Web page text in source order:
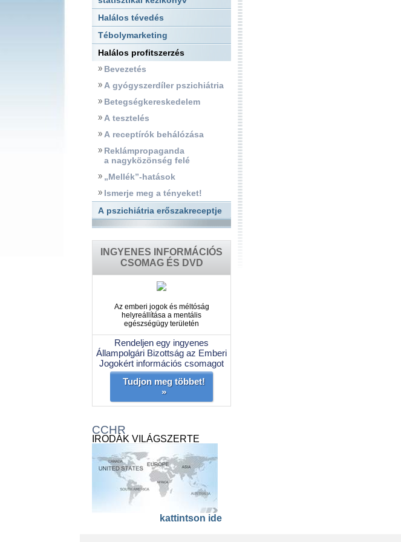
Halálos tévedés
Tébolymarketing
Halálos profitszerzés
Bevezetés
A gyógyszerdíler pszichiátria
Betegségkereskedelem
A tesztelés
A receptírók behálózása
Reklámpropaganda
a nagyközönség felé
„Mellék”-hatások
Ismerje meg a tényeket!
A pszichiátria erőszakreceptje
INGYENES INFORMÁCIÓS
CSOMAG ÉS DVD
Az emberi jogok és méltóság
helyreállítása a mentális
egészségügy területén
Rendeljen egy ingyenes
Állampolgári Bizottság az Emberi
Jogokért információs csomagot
Tudjon meg többet!
»
CCHR
IRODÁK VILÁGSZERTE
kattintson ide